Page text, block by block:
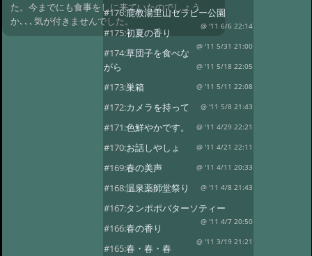
た。今までにも食事をしに来ていたのでしょう
か､､､気が付きませんでした。
#176:鹿教湯里山セラピー公園
@ '11 6/6 22:14
#175:初夏の香り
@ '11 5/31 21:00
#174:草団子を食べな
がら
@ '11 5/18 22:05
#173:巣箱 @ '11 5/11 22:08
#172:カメラを持って @ '11 5/8 21:43
#171:色鮮やかです。 @ '11 4/29 22:21
#170:お話しやしょ @ '11 4/21 22:11
#169:春の美声 @ '11 4/11 20:33
#168:温泉薬師堂祭り @ '11 4/8 21:43
#167:タンポポバターソティー
@ '11 4/7 20:50
#166:春の香り
@ '11 3/19 21:21
#165:春・春・春